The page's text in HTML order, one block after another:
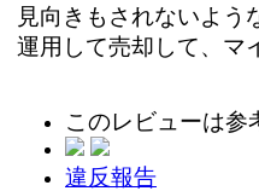
見向きもされないよう
運用して売却して、マ
このレビューは参
違反報告